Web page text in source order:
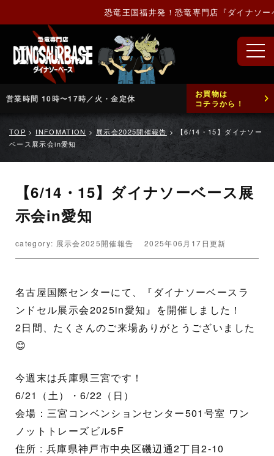
恐竜王国福井発！恐竜専門店『ダイナソーベ
営業時間 10時〜17時／火・金定休
お買物は
コチラから！
TOP > INFOMATION > 展示会2025開催報告 >
【6/14・15】ダイナソー
ベース展示会in愛知
【6/14・15】ダイナソーベース展
示会in愛知
category: 展示会2025開催報告 2025年06月17日更新
名古屋国際センターにて、『ダイナソーベースラ
ンドセル展示会2025in愛知』を開催しました！
2日間、たくさんのご来場ありがとうございました
😊
今週末は兵庫県三宮です！
6/21（土）・6/22（日）
会場：三宮コンベンションセンター501号室 ワン
ノットトレーズビル5F
住所 : 兵庫県神戸市中央区磯辺通2丁目2-10